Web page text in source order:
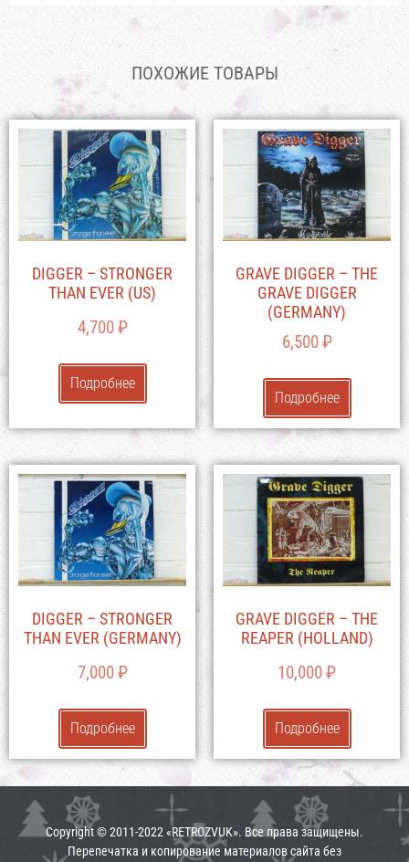
ПОХОЖИЕ ТОВАРЫ
DIGGER – STRONGER
THAN EVER (US)
4,700₽
Подробнее
GRAVE DIGGER – THE
GRAVE DIGGER
(GERMANY)
6,500₽
Подробнее
DIGGER – STRONGER
THAN EVER (GERMANY)
7,000₽
Подробнее
GRAVE DIGGER – THE
REAPER (HOLLAND)
10,000₽
Подробнее
Copyright © 2011-2022 «RETROZVUK». Все права защищены.
Перепечатка и копирование материалов сайта без